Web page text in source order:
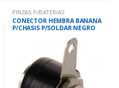
PINZAS P/BATERIAS
CONECTOR HEMBRA BANANA
P/CHASIS P/SOLDAR NEGRO